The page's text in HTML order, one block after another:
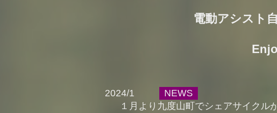
電動アシスト
2024/1
NEWS
１月より九度山町でシェアサイクル